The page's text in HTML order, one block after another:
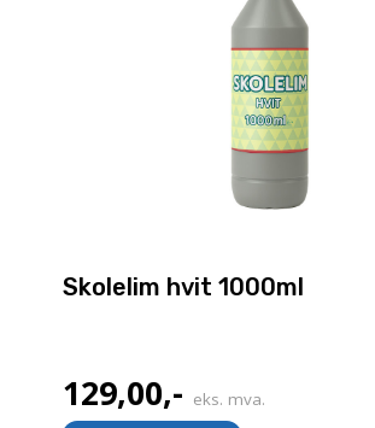
Skolelim hvit 1000ml
129,00,- eks. mva.